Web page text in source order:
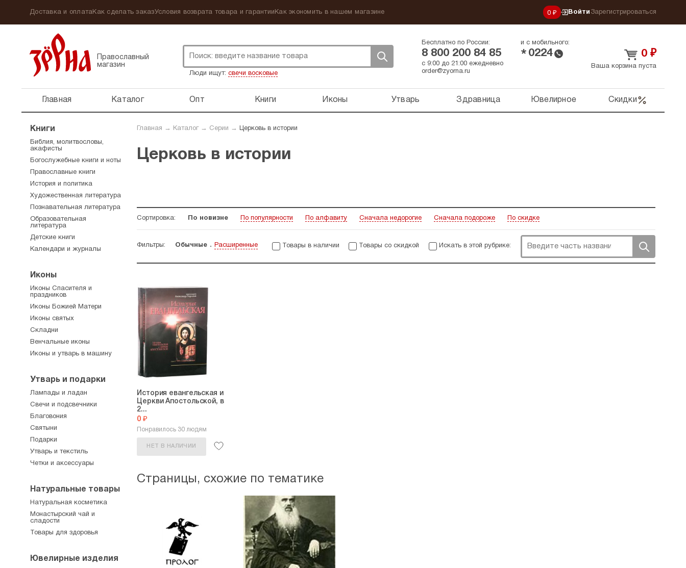
Доставка и оплатаКак сделать заказУсловия возврата товара и гарантии Как экономить в нашем магазине 0 ₽ Войти Зарегистрироваться
Православный
магазин
Люди ищут: свечи восковые
Бесплатно по России:
8 800 200 84 85
и с мобильного:
* 0224
с 9:00 до 21:00 ежедневно
order@zyorna.ru
0 ₽
Ваша корзина пуста
Главная Каталог Опт Книги Иконы Утварь Здравница Ювелирное Скидки
Главная → Каталог→ Серии → Церковь в истории
Церковь в истории
Сортировка: По новизне По популярности По алфавиту Сначала недорогие Сначала подороже По скидке
Фильтры: Обычные Расширенные Товары в наличии Товары со скидкой Искать в этой рубрике:
История евангельская и
Церкви Апостольской, в
2...
0 ₽
Понравилось 30 людям
НЕТ В НАЛИЧИИ
Страницы, схожие по тематике
Книги
Библия, молитвословы,
акафисты
Богослужебные книги и ноты
Православные книги
История и политика
Художественная литература
Познавательная литература
Образовательная
литература
Детские книги
Календари и журналы
Иконы
Иконы Спасителя и
праздников
Иконы Божией Матери
Иконы святых
Складни
Венчальные иконы
Иконы и утварь в машину
Утварь и подарки
Лампады и ладан
Свечи и подсвечники
Благовония
Святыни
Подарки
Утварь и текстиль
Четки и аксессуары
Натуральные товары
Натуральная косметика
Монастырский чай и
сладости
Товары для здоровья
Ювелирные изделия